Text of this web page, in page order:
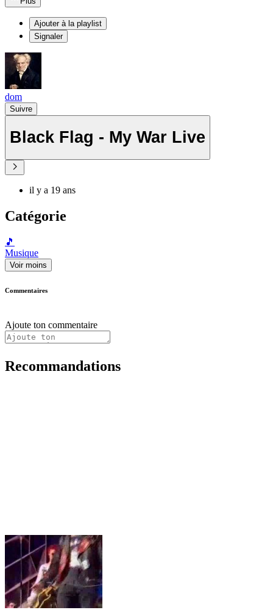
Ajouter à la playlist
Signaler
dom
Suivre
Black Flag - My War Live
il y a 19 ans
Catégorie
🎵
Musique
Voir moins
Commentaires
Ajoute ton commentaire
Recommandations